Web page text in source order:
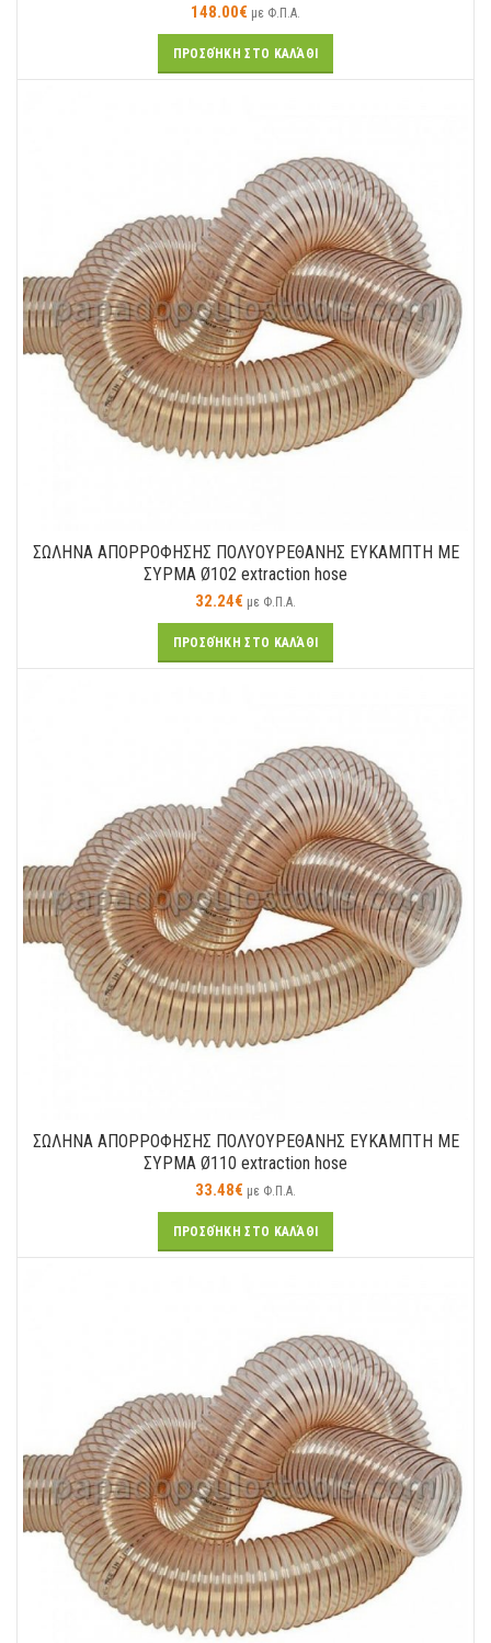
148.00€ με Φ.Π.Α.
ΠΡΟΣΘΉΚΗ ΣΤΟ ΚΑΛΆΘΙ
ΣΩΛΗΝΑ ΑΠΟΡΡΟΦΗΣΗΣ ΠΟΛΥΟΥΡΕΘΑΝΗΣ ΕΥΚΑΜΠΤΗ ΜΕ
ΣΥΡΜΑ Ø102 extraction hose
32.24€ με Φ.Π.Α.
ΠΡΟΣΘΉΚΗ ΣΤΟ ΚΑΛΆΘΙ
ΣΩΛΗΝΑ ΑΠΟΡΡΟΦΗΣΗΣ ΠΟΛΥΟΥΡΕΘΑΝΗΣ ΕΥΚΑΜΠΤΗ ΜΕ
ΣΥΡΜΑ Ø110 extraction hose
33.48€ με Φ.Π.Α.
ΠΡΟΣΘΉΚΗ ΣΤΟ ΚΑΛΆΘΙ